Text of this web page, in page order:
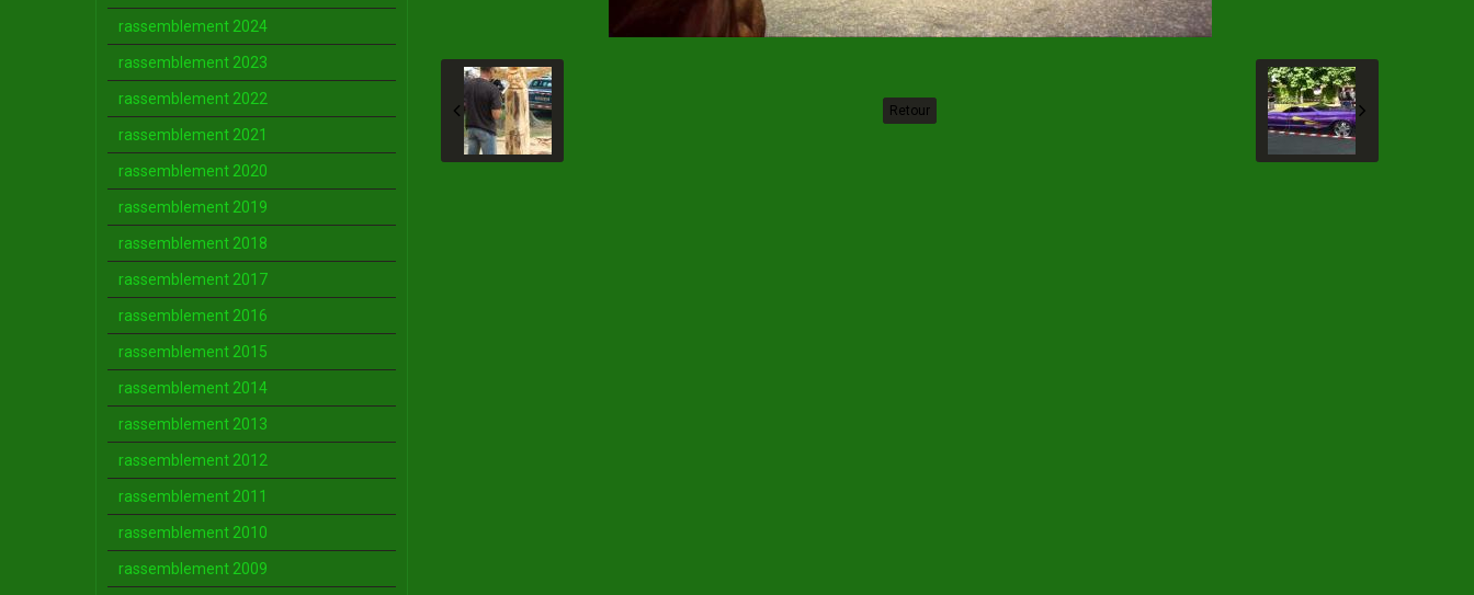
Retour
rassemblement 2024
rassemblement 2023
rassemblement 2022
rassemblement 2021
rassemblement 2020
rassemblement 2019
rassemblement 2018
rassemblement 2017
rassemblement 2016
rassemblement 2015
rassemblement 2014
rassemblement 2013
rassemblement 2012
rassemblement 2011
rassemblement 2010
rassemblement 2009